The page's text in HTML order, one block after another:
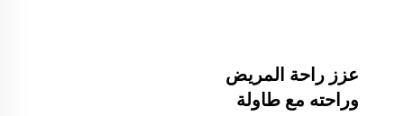
عزز راحة المريض
وراحته مع طاولة